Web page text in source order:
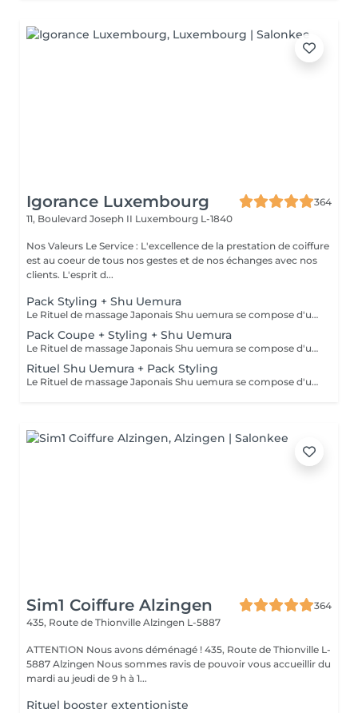
Igorance Luxembourg
364
11, Boulevard Joseph II Luxembourg L-1840
Nos Valeurs Le Service : L'excellence de la prestation de coiffure
est au coeur de tous nos gestes et de nos échanges avec nos
clients. L'esprit d...
Pack Styling + Shu Uemura
Le Rituel de massage Japonais Shu uemura se compose d'un shampooing et d'un soin d'une durée de 30 minutes pour une relaxation une une réparation intense du cheveu et ensuite le pack styling
Pack Coupe + Styling + Shu Uemura
Le Rituel de massage Japonais Shu uemura se compose d'un shampooing et d'un soin d'une durée de 30 minutes pour une relaxation une une réparation intense du cheveu et ensuite le pack coupe styling
Rituel Shu Uemura + Pack Styling
Le Rituel de massage Japonais Shu uemura se compose d'un shampooing et d'un soin d'une durée de 30 minutes pour une relaxation une une réparation intense du cheveu + Pack Styling * Tarifs à titre indicatifs à confirmer après la consultation personnalisée établit auprès de votre coiffeur/stylist/spécialiste * La direction se réserve le droit d'apporter des modifications pour le bon fonctionnement du salon
Sim1 Coiffure Alzingen
364
435, Route de Thionville Alzingen L-5887
ATTENTION Nous avons déménagé ! 435, Route de Thionville L-
5887 Alzingen Nous sommes ravis de pouvoir vous accueillir du
mardi au jeudi de 9 h à 1...
Rituel booster extentioniste